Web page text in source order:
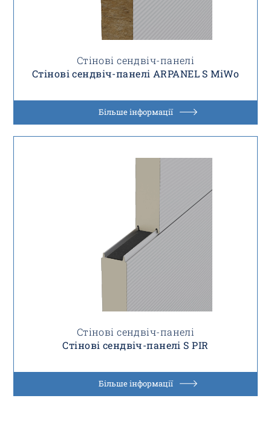
Стінові сендвіч-панелі
Стінові сендвіч-панелі ARPANEL S MiWo
Більше інформації
Стінові сендвіч-панелі
Стінові сендвіч-панелі S PIR
Більше інформації